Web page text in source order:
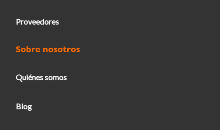
Proveedores
Sobre nosotros
Quiénes somos
Blog